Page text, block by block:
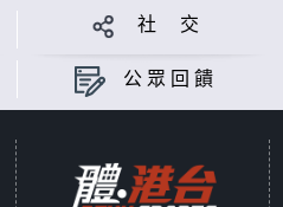
社 交
公眾回饋